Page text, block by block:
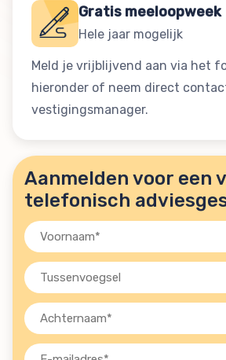
Gratis meeloopweek
Hele jaar mogelijk
Meld je vrijblijvend aan via het
hieronder of neem direct
vestigingsmanager.
Aanmelden voor een
telefonisch
Voornaam
(Vereist)
Tussenvoegsel
Achternaam
(Vereist)
E-